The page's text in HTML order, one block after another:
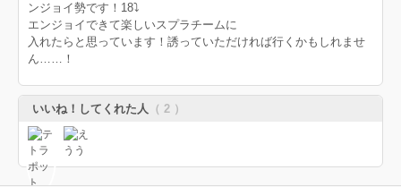
ンジョイ勢です！18⤵︎
エンジョイできて楽しいスプラチームに
入れたらと思っています！誘っていただければ行くかもしれませ
ん……！
いいね！してくれた人 （ 2 ）